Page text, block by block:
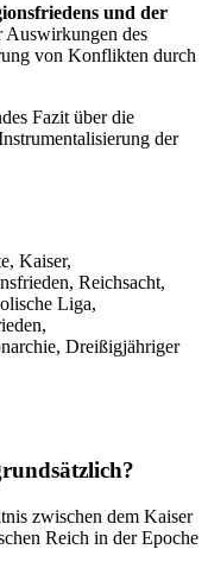
und der
Auswirkungen des
von Konflikten durch
Fazit über die
der
Kaiser,
Reichsacht,
Liga,
Dreißigjähriger
zwischen dem Kaiser
Reich in der Epoche